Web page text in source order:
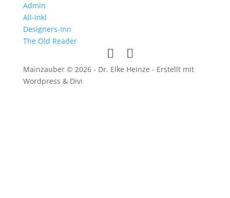
Admin
All-Inkl
Designers-Inn
The Old Reader
Mainzauber © 2026 - Dr. Elke Heinze - Erstellt mit
Wordpress & Divi